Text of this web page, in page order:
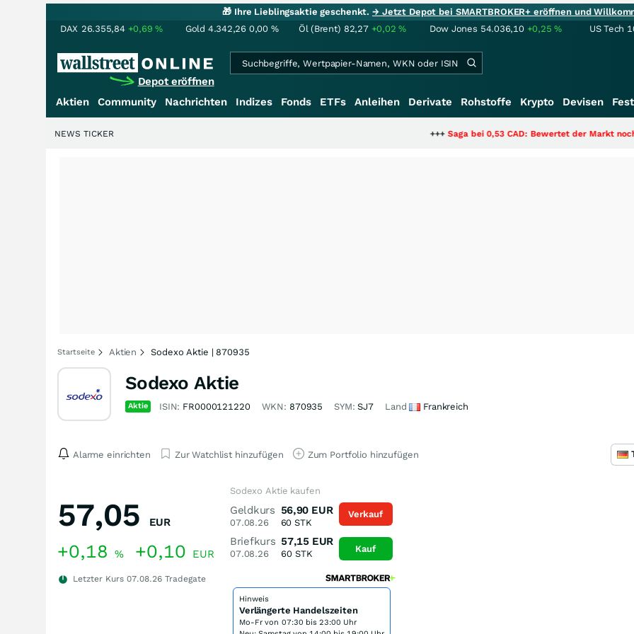
🎁 Ihre Lieblingsaktie geschenkt.→ Jetzt Depot bei SMARTBROKER+ eröffnen und
DAX 26.355,84 +0,69% Gold 4.342,26 0,00 % Öl (Brent) 82,27 +0,02% Dow Jones 54.036,10 +0,25% US Tech
Depot eröffnen
Aktien Community Nachrichten Indizes Fonds ETFs Anleihen Derivate Rohstoffe Krypto Devisen
Saga bei 0,53 CAD: Bewertet der Markt noch immer
NEWS TICKER
Startseite Aktien Sodexo Aktie | 870935
Sodexo Aktie
Aktie ISIN: FR0000121220 WKN: 870935 SYM:SJ7 Land Frankreich
Alarme einrichten Zur Watchlist hinzufügen Zum Portfolio hinzufügen
57,05 EUR
+0,18 % +0,10 EUR
Letzter Kurs 07.08.26 Tradegate
Sodexo Aktie kaufen
Geldkurs
07.08.26
56,90 EUR
60 STK
Briefkurs
07.08.26
57,15 EUR
60 STK
Verkauf
Kauf
Hinweis
Verlängerte Handelszeiten
Mo-Fr von 07:30 bis 23:00 Uhr